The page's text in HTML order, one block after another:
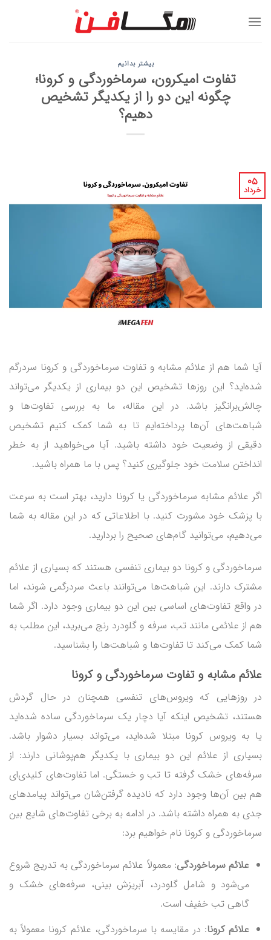
بیشتر بدانیم
تفاوت امیکرون، سرماخوردگی و کرونا؛
چگونه این دو را از یکدیگر تشخیص
دهیم؟
۰۵
خرداد
آیا شما هم از علائم مشابه و تفاوت سرماخوردگی و کرونا سردرگم
شده‌اید؟ این روزها تشخیص این دو بیماری از یکدیگر می‌تواند
چالش‌برانگیز باشد. در این مقاله، ما به بررسی تفاوت‌ها و
شباهت‌های آن‌ها پرداخته‌ایم تا به شما کمک کنیم تشخیص
دقیقی از وضعیت خود داشته باشید. آیا می‌خواهید از به خطر
انداختن سلامت خود جلوگیری کنید؟ پس با ما همراه باشید.
اگر علائم مشابه سرماخوردگی یا کرونا دارید، بهتر است به سرعت
با پزشک خود مشورت کنید. با اطلاعاتی که در این مقاله به شما
می‌دهیم، می‌توانید گام‌های صحیح را بردارید.
سرماخوردگی و کرونا دو بیماری تنفسی هستند که بسیاری از علائم
مشترک دارند. این شباهت‌ها می‌توانند باعث سردرگمی شوند، اما
در واقع تفاوت‌های اساسی بین این دو بیماری وجود دارد. اگر شما
هم از علائمی مانند تب، سرفه و گلودرد رنج می‌برید، این مطلب به
شما کمک می‌کند تا تفاوت‌ها و شباهت‌ها را بشناسید.
علائم مشابه وتفاوت سرماخوردگی و کرونا
در روزهایی که ویروس‌های تنفسی همچنان در حال گردش
هستند، تشخیص اینکه آیا دچار یک سرماخوردگی ساده شده‌اید
یا به ویروس کرونا مبتلا شده‌اید، می‌تواند بسیار دشوار باشد.
بسیاری از علائم این دو بیماری با یکدیگر هم‌پوشانی دارند: از
سرفه‌های خشک گرفته تا تب و خستگی. اما تفاوت‌های کلیدی‌ای
هم بین آن‌ها وجود دارد که نادیده گرفتن‌شان می‌تواند پیامدهای
جدی به همراه داشته باشد. در ادامه به برخی تفاوت‌های شایع بین
سرماخوردگی و کرونا نام خواهیم برد:
علائم سرماخوردگی: معمولاً علائم سرماخوردگی به تدریج شروع
می‌شود و شامل گلودرد، آبریزش بینی، سرفه‌های خشک و
گاهی تب خفیف است.
علائم کرونا: در مقایسه با سرماخوردگی، علائم کرونا معمولاً به